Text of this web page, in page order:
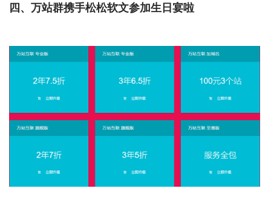
四、万站群携手松松软文参加生日宴啦